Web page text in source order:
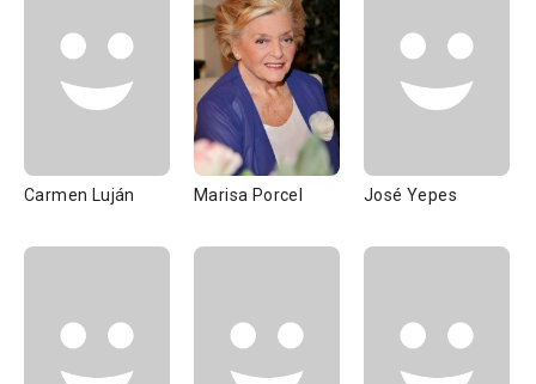
Carmen Luján Marisa Porcel José Yepes